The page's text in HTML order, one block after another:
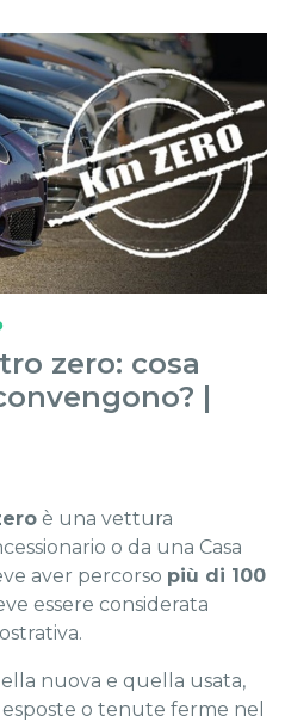
zero: cosa
|
è una vettura
o da una Casa
aver percorso più di 100
essere considerata
nuova e quella usata,
o tenute ferme nel